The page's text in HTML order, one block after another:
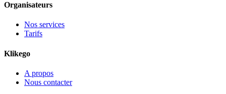
Organisateurs
Nos services
Tarifs
Klikego
A propos
Nous contacter